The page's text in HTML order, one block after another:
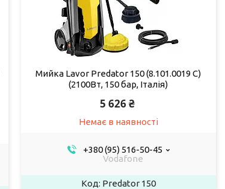
Мийка Lavor Predator 150 (8.101.0019 C)
(2100Вт, 150 бар, Італія)
5 626 ₴
Немає в наявності
+380 (95) 516-50-45
Vodafone
Predator 150